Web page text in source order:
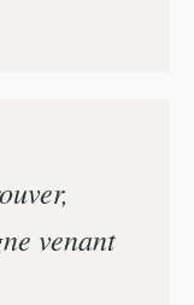
venant